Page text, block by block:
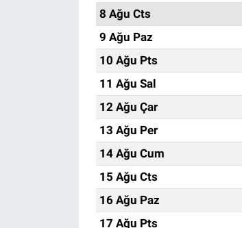
8 Ağu Cts
9 Ağu Paz
10 Ağu Pts
11 Ağu Sal
12 Ağu Çar
13 Ağu Per
14 Ağu Cum
15 Ağu Cts
16 Ağu Paz
17 Ağu Pts